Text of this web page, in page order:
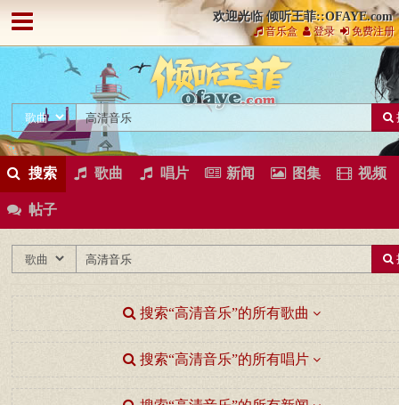
欢迎光临 倾听王菲::OFAYE.com
音乐盒 登录 免费注册
搜索 歌曲 唱片 新闻 图集 视频
帖子
搜索“高清音乐”的所有歌曲
搜索“高清音乐”的所有唱片